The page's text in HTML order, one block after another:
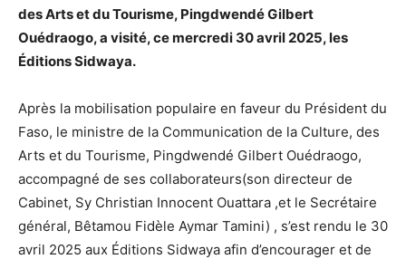
des Arts et du Tourisme, Pingdwendé Gilbert
Ouédraogo, a visité, ce mercredi 30 avril 2025, les
Éditions Sidwaya.
Après la mobilisation populaire en faveur du Président du
Faso, le ministre de la Communication de la Culture, des
Arts et du Tourisme, Pingdwendé Gilbert Ouédraogo,
accompagné de ses collaborateurs(son directeur de
Cabinet, Sy Christian Innocent Ouattara ,et le Secrétaire
général, Bêtamou Fidèle Aymar Tamini) , s’est rendu le 30
avril 2025 aux Éditions Sidwaya afin d’encourager et de